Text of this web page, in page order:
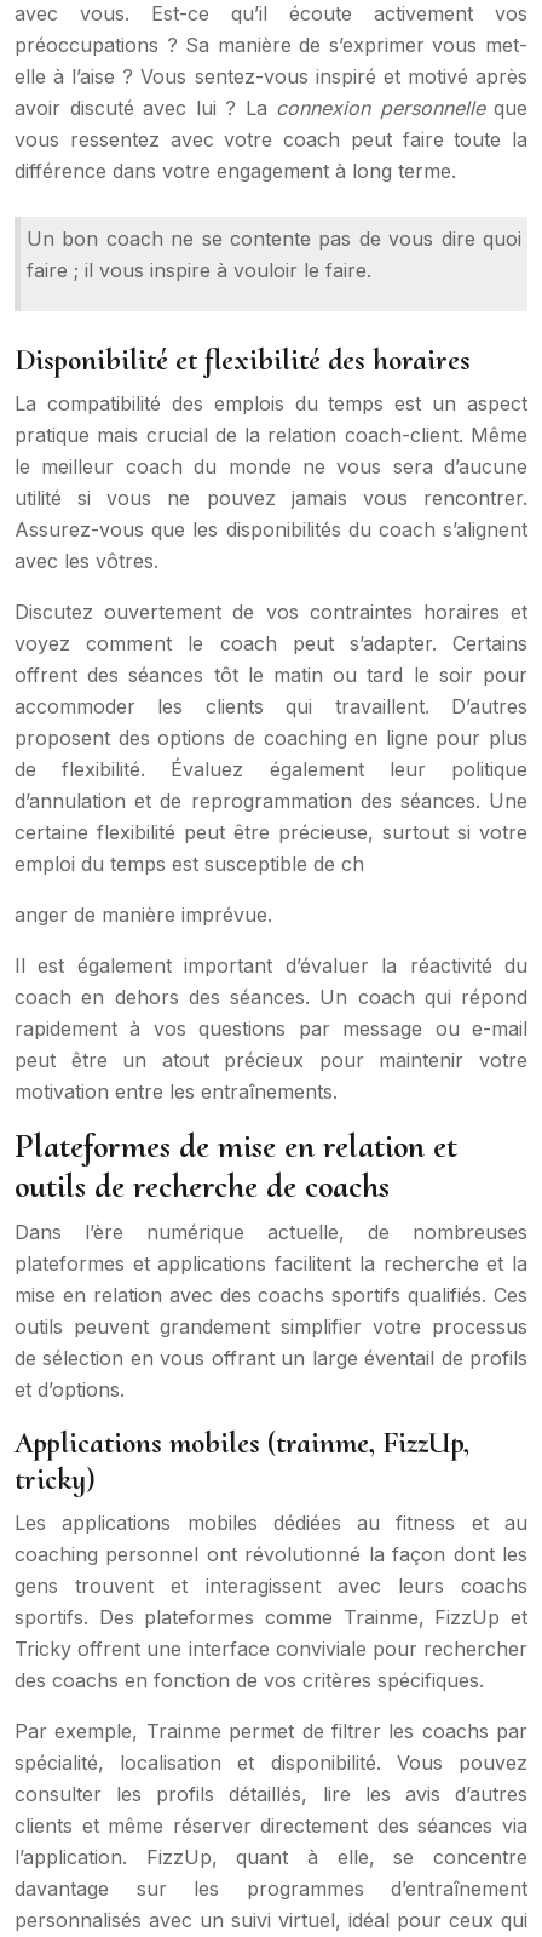
avec vous. Est-ce qu’il écoute activement vos
préoccupations ? Sa manière de s’exprimer vous met-
elle à l’aise ? Vous sentez-vous inspiré et motivé après
avoir discuté avec lui ? La connexion personnelle que
vous ressentez avec votre coach peut faire toute la
différence dans votre engagement à long terme.
Un bon coach ne se contente pas de vous dire quoi
faire ; il vous inspire à vouloir le faire.
Disponibilité et flexibilité des horaires
La compatibilité des emplois du temps est un aspect
pratique mais crucial de la relation coach-client. Même
le meilleur coach du monde ne vous sera d’aucune
utilité si vous ne pouvez jamais vous rencontrer.
Assurez-vous que les disponibilités du coach s’alignent
avec les vôtres.
Discutez ouvertement de vos contraintes horaires et
voyez comment le coach peut s’adapter. Certains
offrent des séances tôt le matin ou tard le soir pour
accommoder les clients qui travaillent. D’autres
proposent des options de coaching en ligne pour plus
de flexibilité. Évaluez également leur politique
d’annulation et de reprogrammation des séances. Une
certaine flexibilité peut être précieuse, surtout si votre
emploi du temps est susceptible de ch
anger de manière imprévue.
Il est également important d’évaluer la réactivité du
coach en dehors des séances. Un coach qui répond
rapidement à vos questions par message ou e-mail
peut être un atout précieux pour maintenir votre
motivation entre les entraînements.
Plateformes de mise en relation et
outils de recherche de coachs
Dans l’ère numérique actuelle, de nombreuses
plateformes et applications facilitent la recherche et la
mise en relation avec des coachs sportifs qualifiés. Ces
outils peuvent grandement simplifier votre processus
de sélection en vous offrant un large éventail de profils
et d’options.
Applications mobiles (trainme, FizzUp,
tricky)
Les applications mobiles dédiées au fitness et au
coaching personnel ont révolutionné la façon dont les
gens trouvent et interagissent avec leurs coachs
sportifs. Des plateformes comme Trainme, FizzUp et
Tricky offrent une interface conviviale pour rechercher
des coachs en fonction de vos critères spécifiques.
Par exemple, Trainme permet de filtrer les coachs par
spécialité, localisation et disponibilité. Vous pouvez
consulter les profils détaillés, lire les avis d’autres
clients et même réserver directement des séances via
l’application. FizzUp, quant à elle, se concentre
davantage sur les programmes d’entraînement
personnalisés avec un suivi virtuel, idéal pour ceux qui